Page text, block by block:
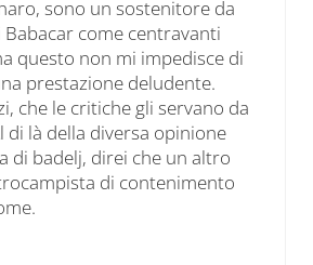
sono un sostenitore da
come centravanti
questo non mi impedisce di
prestazione deludente.
che le critiche gli servano da
di là della diversa opinione
di badelj, direi che un altro
di contenimento